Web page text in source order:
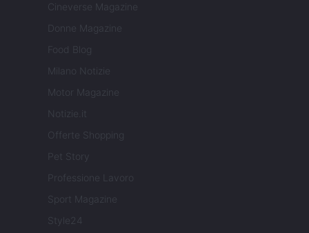
Cineverse Magazine
Donne Magazine
Food Blog
Milano Notizie
Motor Magazine
Notizie.it
Offerte Shopping
Pet Story
Professione Lavoro
Sport Magazine
Style24